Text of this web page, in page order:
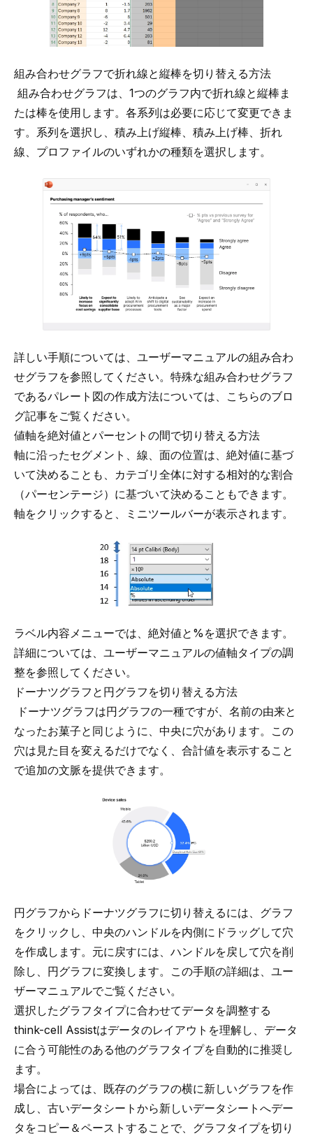
組み合わせグラフで折れ線と縦棒を切り替える方法
組み合わせグラフは、1つのグラフ内で折れ線と縦棒ま
たは棒を使用します。各系列は必要に応じて変更できま
す。系列を選択し、積み上げ縦棒、積み上げ棒、折れ
線、プロファイルのいずれかの種類を選択します。
詳しい手順については、ユーザーマニュアルの組み合わ
せグラフ を参照してください。特殊な組み合わせグラフ
であるパレート図の作成方法については、 こちらのブロ
グ記事をご覧ください。
値軸を絶対値とパーセントの間で切り替える方法
軸に沿ったセグメント、線、面の位置は、絶対値に基づ
いて決めることも、カテゴリ全体に対する相対的な割合
（パーセンテージ）に基づいて決めることもできます。
軸をクリックすると、ミニツールバーが表示されます。
ラベル内容メニューでは、絶対値と%を選択できます。
詳細については、ユーザーマニュアルの値軸タイプの調
整を参照してください。
ドーナツグラフと円グラフを切り替える方法
ドーナツグラフは円グラフの一種ですが、名前の由来と
なったお菓子と同じように、中央に穴があります。この
穴は見た目を変えるだけでなく、合計値を表示すること
で追加の文脈を提供できます。
円グラフからドーナツグラフに切り替えるには、グラフ
をクリックし、中央のハンドルを内側にドラッグして穴
を作成します。元に戻すには、ハンドルを戻して穴を削
除し、円グラフに変換します。この手順の詳細は、 ユー
ザーマニュアルでご覧ください。
選択したグラフタイプに合わせてデータを調整する
think-cell Assistはデータのレイアウトを理解し、データ
に合う可能性のある他のグラフタイプを自動的に推奨し
ます。
場合によっては、既存のグラフの横に新しいグラフを作
成し、古いデータシートから新しいデータシートへデー
タをコピー＆ペーストすることで、グラフタイプを切り